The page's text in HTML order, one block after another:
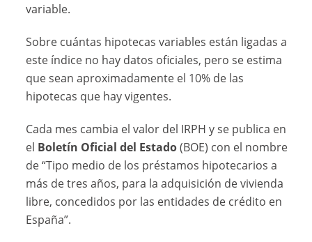
variable.
Sobre cuántas hipotecas variables están ligadas a
este índice no hay datos oficiales, pero se estima
que sean aproximadamente el 10% de las
hipotecas que hay vigentes.
Cada mes cambia el valor del IRPH y se publica en
el Boletín Oficial del Estado(BOE) con el nombre
de “Tipo medio de los préstamos hipotecarios a
más de tres años, para la adquisición de vivienda
libre, concedidos por las entidades de crédito en
España”.